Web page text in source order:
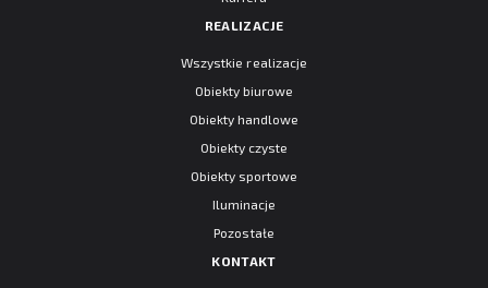
REALIZACJE
Wszystkie realizacje
Obiekty biurowe
Obiekty handlowe
Obiekty czyste
Obiekty sportowe
Iluminacje
Pozostałe
KONTAKT